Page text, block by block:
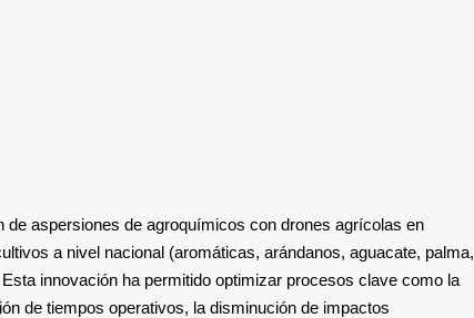
aspersiones de agroquímicos con drones agrícolas en
a nivel nacional (aromáticas, arándanos, aguacate, palma,
innovación ha permitido optimizar procesos clave como la
de tiempos operativos, la disminución de impactos